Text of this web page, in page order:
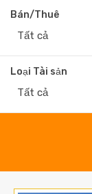
Bán/Thuê
Tất cả
Loại Tài sản
Tất cả